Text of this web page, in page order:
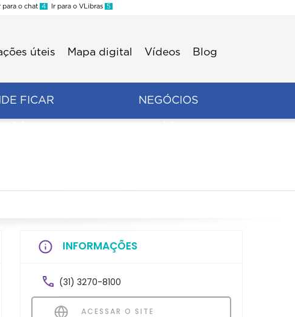
para o chat 4 Ir para o VLibras 5
úteis Mapa digital Vídeos Blog
FICAR NEGÓCIOS
INFORMAÇÕES
(31) 3270-8100
ACESSAR O SITE